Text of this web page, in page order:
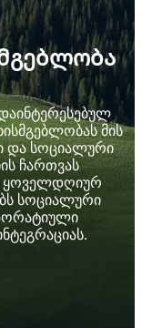
მის
და სოციალური
ჩართვას
ყოველდღიურ
სოციალური